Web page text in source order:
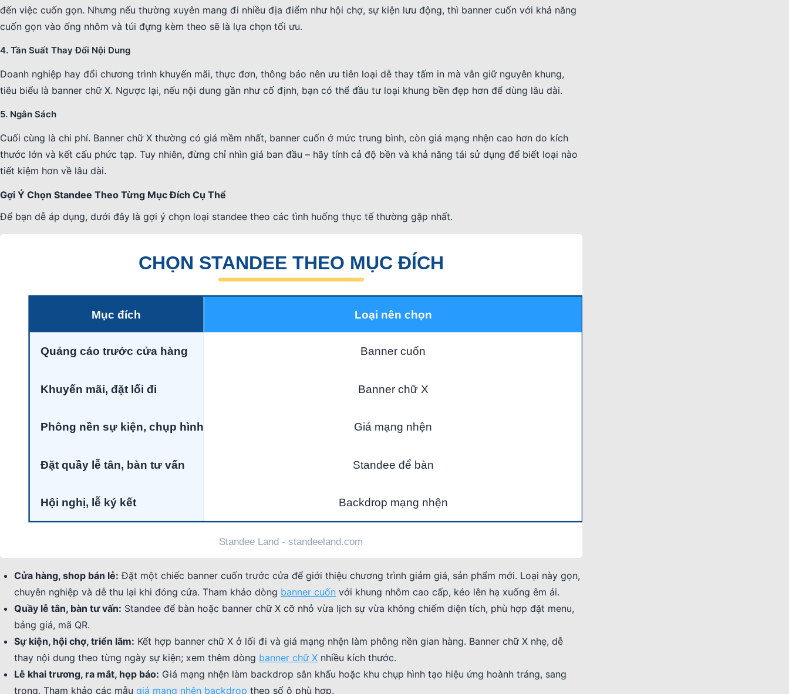
đến việc cuốn gọn. Nhưng nếu thường xuyên mang đi nhiều địa điểm như hội chợ, sự kiện lưu động, thì banner cuốn với khả năng
cuốn gọn vào ống nhôm và túi đựng kèm theo sẽ là lựa chọn tối ưu.
4. Tần Suất Thay Đổi Nội Dung
Doanh nghiệp hay đổi chương trình khuyến mãi, thực đơn, thông báo nên ưu tiên loại dễ thay tấm in mà vẫn giữ nguyên khung,
tiêu biểu là banner chữ X. Ngược lại, nếu nội dung gần như cố định, bạn có thể đầu tư loại khung bền đẹp hơn để dùng lâu dài.
5. Ngân Sách
Cuối cùng là chi phí. Banner chữ X thường có giá mềm nhất, banner cuốn ở mức trung bình, còn giá mạng nhện cao hơn do kích
thước lớn và kết cấu phức tạp. Tuy nhiên, đừng chỉ nhìn giá ban đầu – hãy tính cả độ bền và khả năng tái sử dụng để biết loại nào
tiết kiệm hơn về lâu dài.
Gợi Ý Chọn Standee Theo Từng Mục Đích Cụ Thể
Để bạn dễ áp dụng, dưới đây là gợi ý chọn loại standee theo các tình huống thực tế thường gặp nhất.
Cửa hàng, shop bán lẻ: Đặt một chiếc banner cuốn trước cửa để giới thiệu chương trình giảm giá, sản phẩm mới. Loại này gọn,
chuyên nghiệp và dễ thu lại khi đóng cửa. Tham khảo dòng banner cuốn với khung nhôm cao cấp, kéo lên hạ xuống êm ái.
Quầy lễ tân, bàn tư vấn: Standee để bàn hoặc banner chữ X cỡ nhỏ vừa lịch sự vừa không chiếm diện tích, phù hợp đặt menu,
bảng giá, mã QR.
Sự kiện, hội chợ, triển lãm: Kết hợp banner chữ X ở lối đi và giá mạng nhện làm phông nền gian hàng. Banner chữ X nhẹ, dễ
thay nội dung theo từng ngày sự kiện; xem thêm dòng banner chữ X nhiều kích thước.
Lễ khai trương, ra mắt, họp báo: Giá mạng nhện làm backdrop sân khấu hoặc khu chụp hình tạo hiệu ứng hoành tráng, sang
trọng. Tham khảo các mẫu giá mạng nhện backdrop theo số ô phù hợp.